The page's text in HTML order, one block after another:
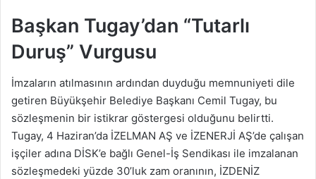
Başkan Tugay’dan “Tutarlı
Duruş” Vurgusu
İmzaların atılmasının ardından duyduğu memnuniyeti dile
getiren Büyükşehir Belediye Başkanı Cemil Tugay, bu
sözleşmenin bir istikrar göstergesi olduğunu belirtti.
Tugay, 4 Haziran’da İZELMAN AŞ ve İZENERJİ AŞ’de çalışan
işçiler adına DİSK’e bağlı Genel-İş Sendikası ile imzalanan
sözleşmedeki yüzde 30’luk zam oranının, İZDENİZ